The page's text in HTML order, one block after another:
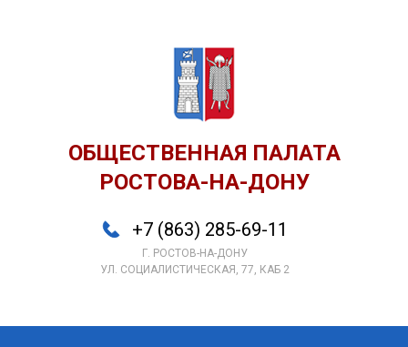
ОБЩЕСТВЕННАЯ ПАЛАТА
РОСТОВА-НА-ДОНУ
+7 (863) 285-69-11
Г. РОСТОВ-НА-ДОНУ
УЛ. СОЦИАЛИСТИЧЕСКАЯ, 77, КАБ 2